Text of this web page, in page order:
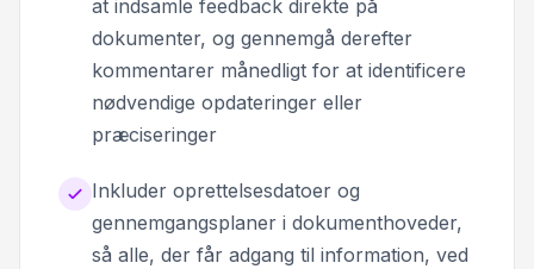
at indsamle feedback direkte på
dokumenter, og gennemgå derefter
kommentarer månedligt for at identificere
nødvendige opdateringer eller
præciseringer
Inkluder oprettelsesdatoer og
gennemgangsplaner i dokumenthoveder,
så alle, der får adgang til information, ved